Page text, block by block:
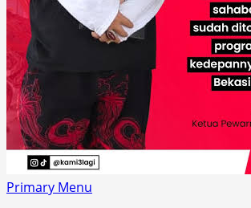
Primary Menu